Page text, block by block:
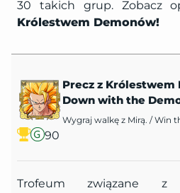
30 takich grup. Zobacz
Królestwem Demonów!
90
Precz z Królestwem
Down with the
Wygraj walkę z Mirą. /Win
Trofeum związane z